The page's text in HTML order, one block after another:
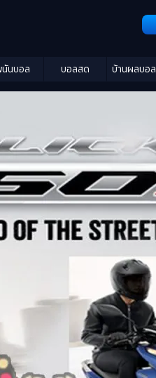
นบอล บอลสด บ้านผลบอล